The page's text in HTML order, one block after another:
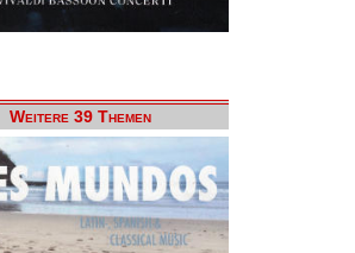
Weitere 39 Themen